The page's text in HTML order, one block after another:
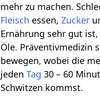
mehr zu machen.
Fleisch essen,Zucker
Ernährung sehr gut
Öle. Präventivmedizin
bewegen, wobei die
jedenTag 30 – 60
Schwitzen kommst.